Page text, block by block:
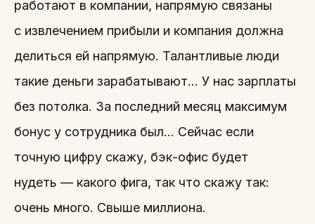
работают в компании, напрямую связаны
с извлечением прибыли и компания должна
делиться ей напрямую. Талантливые люди
такие деньги зарабатывают… У нас зарплаты
без потолка. За последний месяц максимум
бонус у сотрудника был… Сейчас если
точную цифру скажу, бэк-офис будет
нудеть — какого фига, так что скажу так:
очень много. Свыше миллиона.